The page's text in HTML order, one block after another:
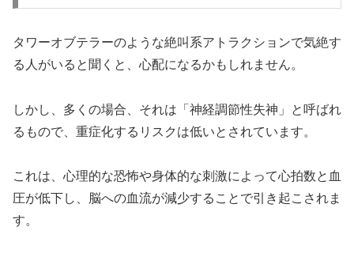
タワーオブテラーのような絶叫系アトラクションで気絶す
る人がいると聞くと、心配になるかもしれません。
しかし、多くの場合、それは「神経調節性失神」と呼ばれ
るもので、重症化するリスクは低いとされています。
これは、心理的な恐怖や身体的な刺激によって心拍数と血
圧が低下し、脳への血流が減少することで引き起こされま
す。